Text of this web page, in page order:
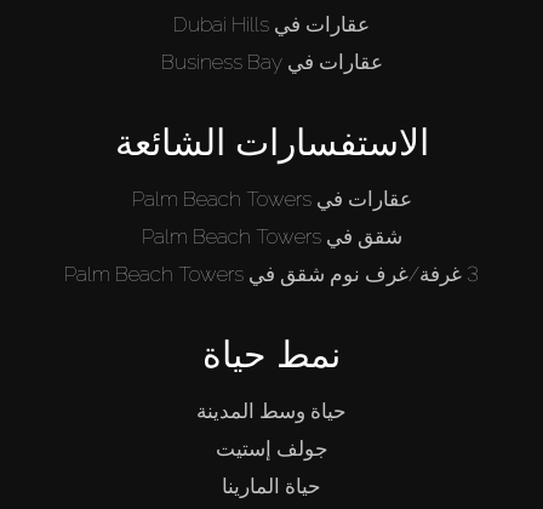
عقارات في Dubai Hills
عقارات في Business Bay
الاستفسارات الشائعة
عقارات في Palm Beach Towers
شقق في Palm Beach Towers
3 غرفة/غرف نوم شقق في Palm Beach Towers
نمط حياة
حياة وسط المدينة
جولف إستيت
حياة المارينا